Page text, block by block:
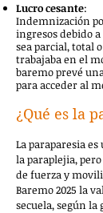
Lucro cesante:
Indemnización
ingresos debido
sea parcial, total
trabajaba en el
baremo prevé
para acceder al
¿Qué es la
La paraparesia
la paraplejia,
de fuerza y
Baremo 2025 la
secuela, según